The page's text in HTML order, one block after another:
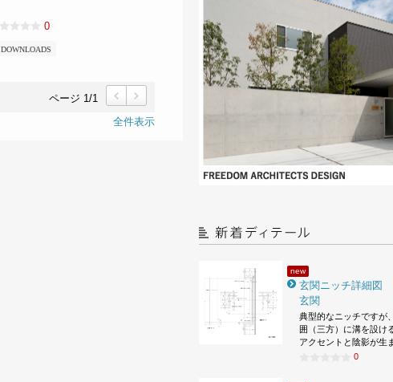
new
玄関ニッチ詳細図
玄関
典型的なニッチですが
囲（三方）に溝を設け
アクセントと陰影が生
0
0
DOWNLOADS
ページ 1/1
前
次
全件表示